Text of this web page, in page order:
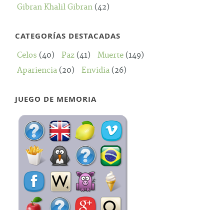
Gibran Khalil Gibran (42)
CATEGORÍAS DESTACADAS
Celos (40) Paz (41) Muerte (149)
Apariencia (20) Envidia (26)
JUEGO DE MEMORIA